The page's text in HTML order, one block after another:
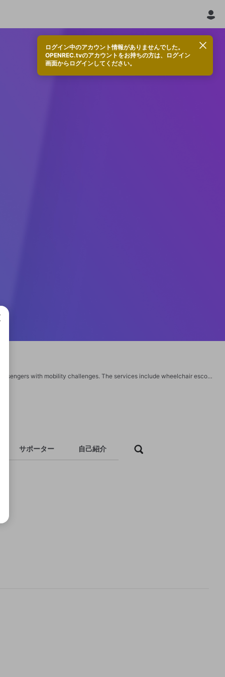
ログイン中のアカウント情報がありませんでした。
OPENREC.tvのアカウントをお持ちの方は、ログイン
画面からログインしてください。
Allegiant Air wheelchair assistance to ensure a seamless travel experience for passengers with mobility challenges. The services include wheelchair escorts at airports, boarding assistance, and navigation support within terminals. Passengers are encouraged to inform the airline in advance by completing the Customer Request for Assistance Form or contacting the Reservations Center. Allegiant prioritizes accessibility and comfort, helping all travelers plan ahead for smooth and timely support. https://www.terminalnearme.com/blog/allegiant-air-wheelchair-assistance/ https://www.airlineterminalsguide.com/blog/jfk-lost-and-found/ https://www.airlineterminalsguide.com/blog/atl-lost-and-found/
サポーター 自己紹介